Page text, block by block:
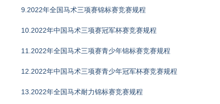
9.2022年全国马术三项赛锦标赛竞赛规程
10.2022年中国马术三项赛冠军杯赛竞赛规程
11.2022年全国马术三项赛青少年锦标赛竞赛规程
12.2022年中国马术三项赛青少年冠军杯赛竞赛规程
13.2022年全国马术耐力锦标赛竞赛规程